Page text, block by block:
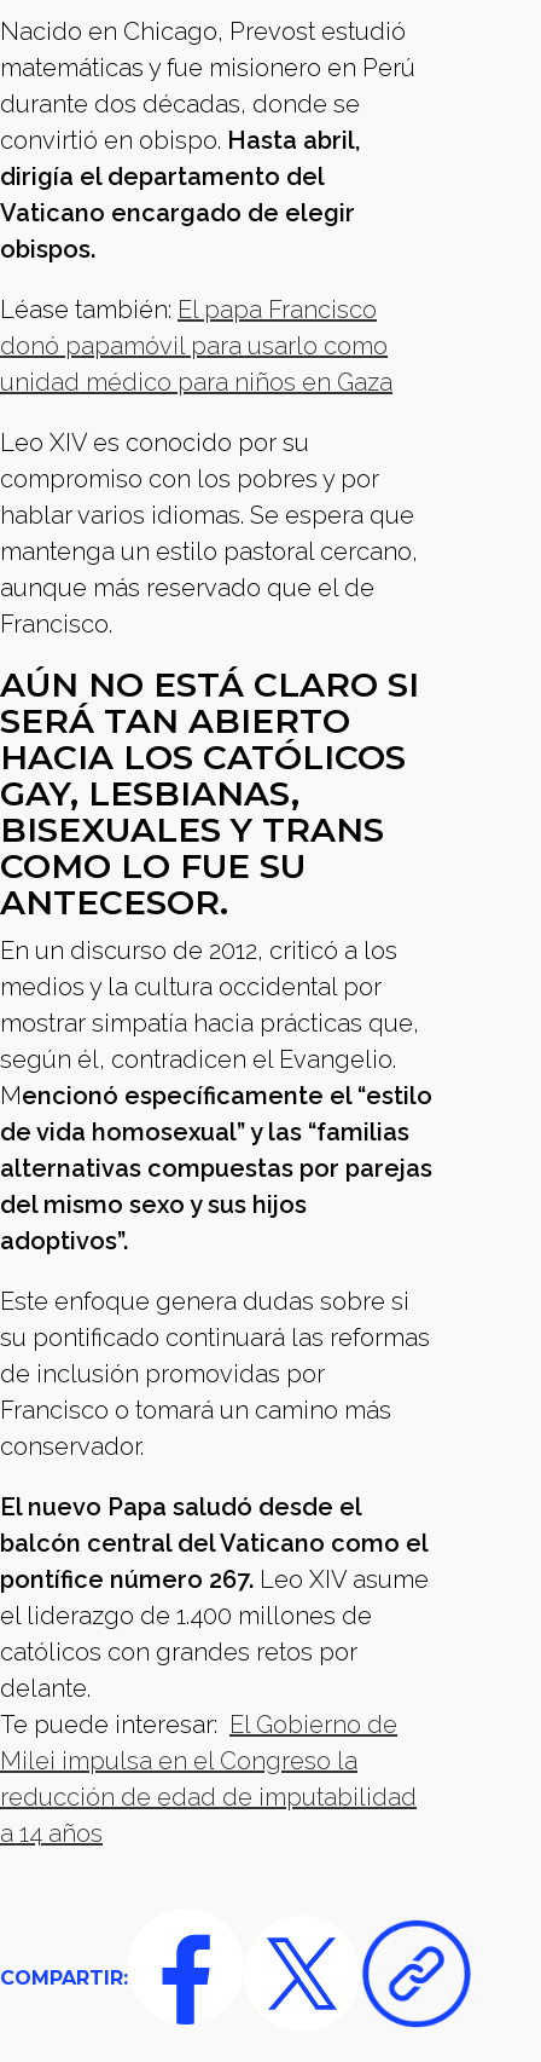
Nacido en Chicago, Prevost estudió
matemáticas y fue misionero en Perú
durante dos décadas, donde se
convirtió en obispo. Hasta abril,
dirigía el departamento del
Vaticano encargado de elegir
obispos.
Léase también: El papa Francisco
donó papamóvil para usarlo como
unidad médico para niños en Gaza
Leo XIV es conocido por su
compromiso con los pobres y por
hablar varios idiomas. Se espera que
mantenga un estilo pastoral cercano,
aunque más reservado que el de
Francisco.
AÚN NO ESTÁ CLARO SI
SERÁ TAN ABIERTO
HACIA LOS CATÓLICOS
GAY, LESBIANAS,
BISEXUALES Y TRANS
COMO LO FUE SU
ANTECESOR.
En un discurso de 2012, criticó a los
medios y la cultura occidental por
mostrar simpatía hacia prácticas que,
según él, contradicen el Evangelio.
Mencionó específicamente el “estilo
de vida homosexual” y las “familias
alternativas compuestas por parejas
del mismo sexo y sus hijos
adoptivos”.
Este enfoque genera dudas sobre si
su pontificado continuará las reformas
de inclusión promovidas por
Francisco o tomará un camino más
conservador.
El nuevo Papa saludó desde el
balcón central del Vaticano como el
pontífice número 267. Leo XIV asume
el liderazgo de 1.400 millones de
católicos con grandes retos por
delante.
Te puede interesar: El Gobierno de
Milei impulsa en el Congreso la
reducción de edad de imputabilidad
a 14 años
COMPARTIR: